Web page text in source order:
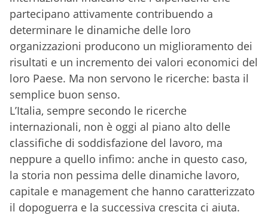
partecipano attivamente contribuendo a
determinare le dinamiche delle loro
organizzazioni producono un miglioramento dei
risultati e un incremento dei valori economici del
loro Paese. Ma non servono le ricerche: basta il
semplice buon senso.
L’Italia, sempre secondo le ricerche
internazionali, non è oggi al piano alto delle
classifiche di soddisfazione del lavoro, ma
neppure a quello infimo: anche in questo caso,
la storia non pessima delle dinamiche lavoro,
capitale e management che hanno caratterizzato
il dopoguerra e la successiva crescita ci aiuta.